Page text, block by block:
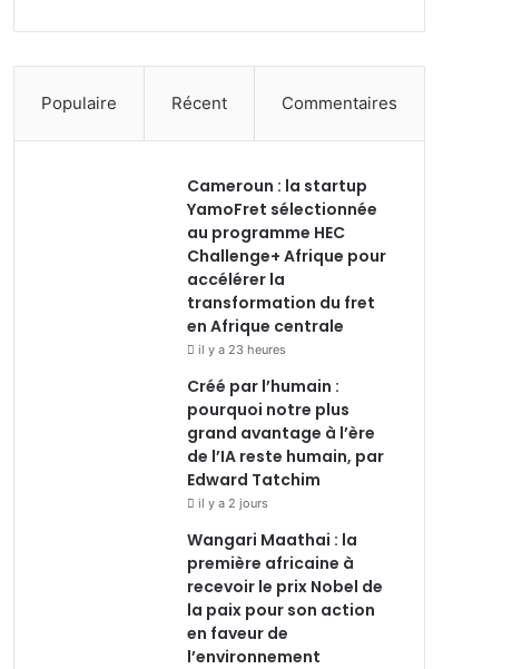
Populaire Récent Commentaires
Cameroun : la startup
YamoFret sélectionnée
au programme HEC
Challenge+ Afrique pour
accélérer la
transformation du fret
en Afrique centrale
il y a 23 heures
Créé par l’humain :
pourquoi notre plus
grand avantage à l’ère
de l’IA reste humain, par
Edward Tatchim
il y a 2 jours
Wangari Maathai : la
première africaine à
recevoir le prix Nobel de
la paix pour son action
en faveur de
l’environnement